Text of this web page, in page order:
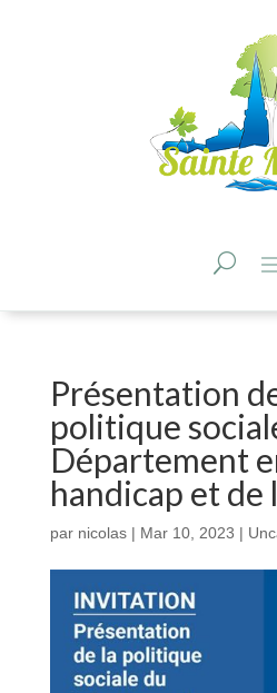
Présentation
politique
Département
handicap et de
par nicolas| Mar 10, 2023 |